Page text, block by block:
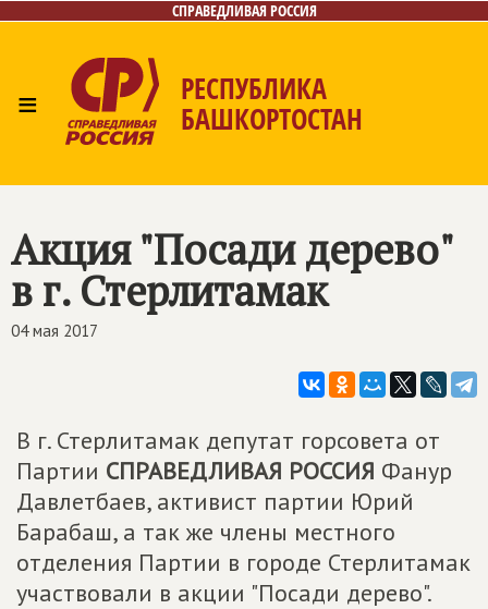
СПРАВЕДЛИВАЯ РОССИЯ
≡ РЕСПУБЛИКА
БАШКОРТОСТАН
Контакты
Акция "Посади дерево"
в г. Стерлитамак
04 мая 2017
В г. Стерлитамак депутат горсовета от
Партии СПРАВЕДЛИВАЯ РОССИЯ Фанур
Давлетбаев, активист партии Юрий
Барабаш, а так же члены местного
отделения Партии в городе Стерлитамак
участвовали в акции "Посади дерево".